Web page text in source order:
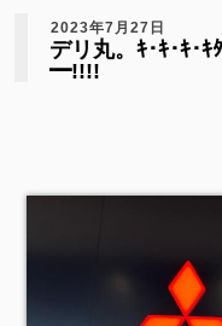
2023年7月27日
デリ丸。ｷ･ｷ
━!!!!